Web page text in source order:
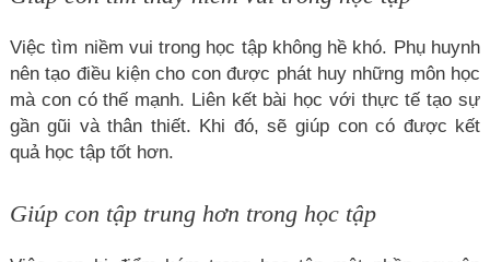
Việc tìm niềm vui trong học tập không hề khó. Phụ huynh
nên tạo điều kiện cho con được phát huy những môn học
mà con có thế mạnh. Liên kết bài học với thực tế tạo sự
gần gũi và thân thiết. Khi đó, sẽ giúp con có được kết
quả học tập tốt hơn.
Giúp con tập trung hơn trong học tập